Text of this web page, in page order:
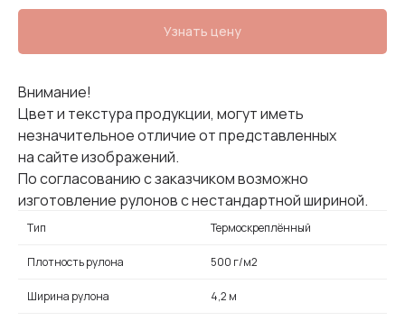
Узнать цену
Внимание!
Цвет и текстура продукции, могут иметь
незначительное отличие от представленных
на сайте изображений.
По согласованию с заказчиком возможно
изготовление рулонов с нестандартной шириной.
Тип Термоскреплённый
Плотность рулона 500 г/м2
Ширина рулона 4,2 м